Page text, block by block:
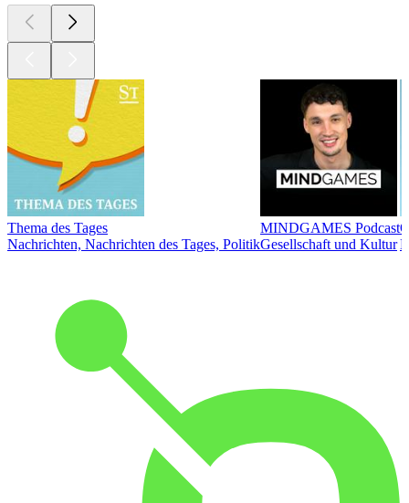
Thema des Tages
Nachrichten, Nachrichten des Tages, Politik
MINDGAMES Podcast
Gesellschaft und Kultur